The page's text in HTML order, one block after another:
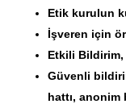
Etik kurulun
İşveren için
Etkili Bildirim,
Güvenli
hattı, anonim